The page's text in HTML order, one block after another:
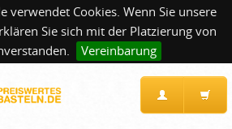
verwendet Cookies. Wenn Sie unsere
Sie sich mit der Platzierung von
Vereinbarung